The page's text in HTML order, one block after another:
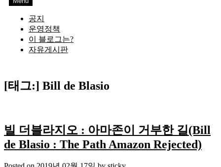
공지
운영정책
이 블로그는?
자유게시판
[태그:] Bill de Blasio
빌 더블라지오 : 아마존이 거부한 길(Bill
de Blasio : The Path Amazon Rejected)